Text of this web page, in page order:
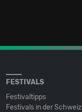
FESTIVALS
Festivaltipps
Festivals in der Schweiz